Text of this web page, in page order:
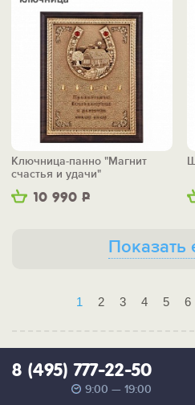
10 990 Р
Ключница-панно "Магнит
счастья и удачи"
Показать
1 2 3 4 5 6
8 (495) 777-22-50
9:00 — 19:00